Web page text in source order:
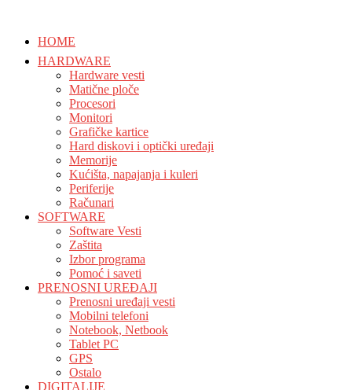
HOME
HARDWARE
Hardware vesti
Matične ploče
Procesori
Monitori
Grafičke kartice
Hard diskovi i optički uređaji
Memorije
Kućišta, napajanja i kuleri
Periferije
Računari
SOFTWARE
Software Vesti
Zaštita
Izbor programa
Pomoć i saveti
PRENOSNI UREĐAJI
Prenosni uređaji vesti
Mobilni telefoni
Notebook, Netbook
Tablet PC
GPS
Ostalo
DIGITALIJE